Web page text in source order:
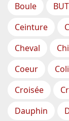
Boule
Ceinture
Cheval
Coeur
Croisée
Dauphin